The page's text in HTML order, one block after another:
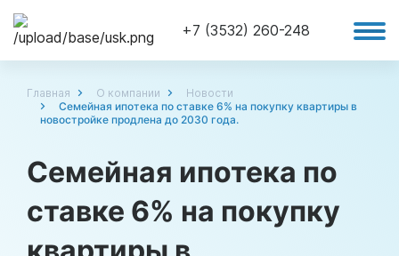
+7 (3532) 260-248
Главная О компании
Новости
Семейная ипотека по ставке 6% на покупку квартиры в
новостройке продлена до 2030 года.
Семейная ипотека по
ставке 6% на покупку